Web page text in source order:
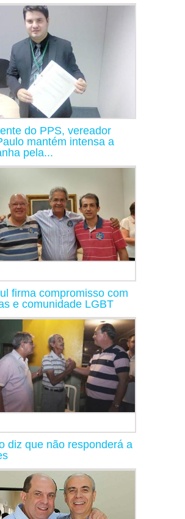
do PPS, vereador
mantém intensa a
pela...
firma compromisso com
e comunidade LGBT
diz que não responderá a